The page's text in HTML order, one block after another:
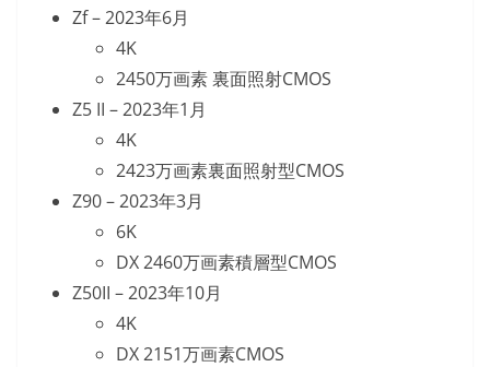
Zf – 2023年6月
4K
2450万画素 裏面照射CMOS
Z5 II – 2023年1月
4K
2423万画素裏面照射型CMOS
Z90 – 2023年3月
6K
DX 2460万画素積層型CMOS
Z50II – 2023年10月
4K
DX 2151万画素CMOS